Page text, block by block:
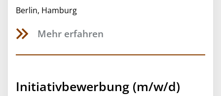
Berlin, Hamburg
Mehr erfahren
Initiativbewerbung (m/w/d)